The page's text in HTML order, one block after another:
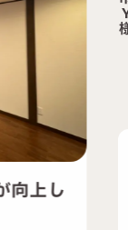
帯の暮らしを